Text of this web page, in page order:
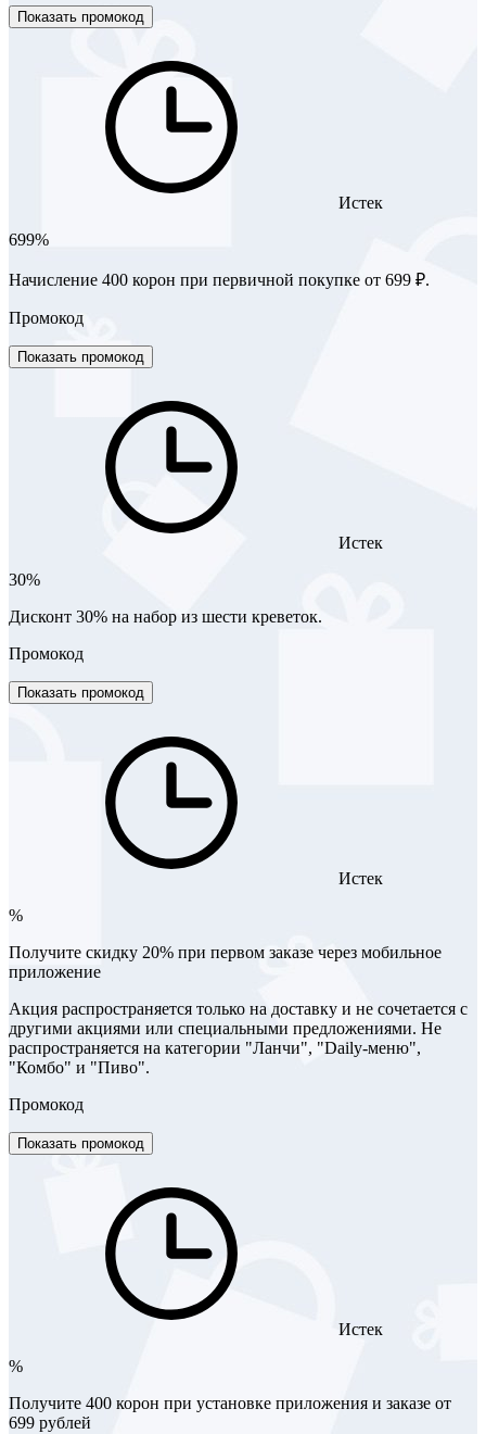
Показать промокод
Истек
699%
Начисление 400 корон при первичной покупке от 699 ₽.
Промокод
Показать промокод
Истек
30%
Дисконт 30% на набор из шести креветок.
Промокод
Показать промокод
Истек
%
Получите скидку 20% при первом заказе через мобильное
приложение
Акция распространяется только на доставку и не сочетается с
другими акциями или специальными предложениями. Не
распространяется на категории "Ланчи", "Daily-меню",
"Комбо" и "Пиво".
Промокод
Показать промокод
Истек
%
Получите 400 корон при установке приложения и заказе от
699 рублей